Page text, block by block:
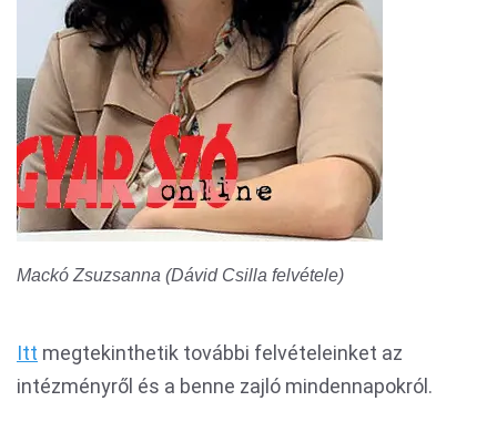
Mackó Zsuzsanna (Dávid Csilla felvétele)
Itt megtekinthetik további felvételeinket az
intézményről és a benne zajló mindennapokról.